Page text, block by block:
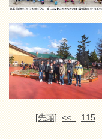
[先頭] << 115